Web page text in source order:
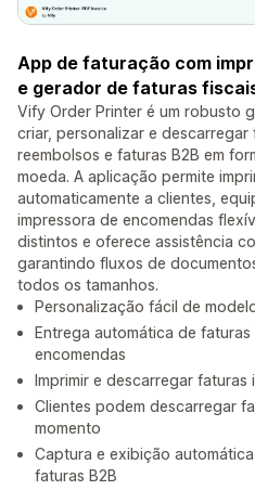
App de faturação com
e gerador de faturas
Vify Order Printer é um robusto
criar, personalizar e
reembolsos e faturas B2B em
moeda. A aplicação permite
automaticamente a clientes,
impressora de encomendas
distintos e oferece assistência
garantindo fluxos de
todos os tamanhos.
Personalização fácil de
Entrega automática de
encomendas
Imprimir e descarregar
Clientes podem descarregar
momento
Captura e exibição
faturas B2B